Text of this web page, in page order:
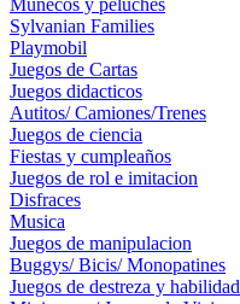
Muñecos y peluches
Sylvanian Families
Playmobil
Juegos de Cartas
Juegos didacticos
Autitos/ Camiones/Trenes
Juegos de ciencia
Fiestas y cumpleaños
Juegos de rol e imitacion
Disfraces
Musica
Juegos de manipulacion
Buggys/ Bicis/ Monopatines
Juegos de destreza y habilidad